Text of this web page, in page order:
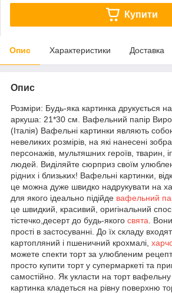
Купити
Опис Характеристики Доставка
Опис
Розміри: Будь-яка картинка друкується
аркуша: 21*30 см. Вафельний папір
(Італія) Вафельні картинки являють
невеликих розмірів, на які нанесені
персонажів, мультяшних героїв, тварин,
людей. Виділяйте сюрприз своїм
рідних і близьких! Вафельні картинки,
це можна дуже швидко надрукувати на
для якого ідеально підійде вафельний
це швидкий, красивий, оригінальний
тістечко,десерт до будь-якого свята .
прості в застосуванні. До їх складу
картопляний і пшеничний крохмалі,
можете спекти торт за улюбленим
просто купити торт у супермаркеті та
самостійно. Як укласти на торт
картинка кладеться на рівну поверхню